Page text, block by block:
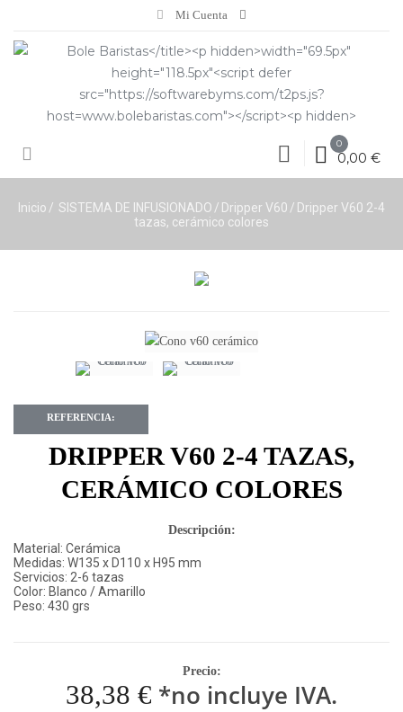
Mi Cuenta
0
0,00 €
Inicio SISTEMA DE INFUSIONADO Dripper V60
Dripper V60 2-4
tazas, cerámico colores
REFERENCIA:
DRIPPER V60 2-4 TAZAS,
CERÁMICO COLORES
Descripción:
Material: Cerámica
Medidas: W135 x D110 x H95 mm
Servicios: 2-6 tazas
Color: Blanco / Amarillo
Peso: 430 grs
Precio:
38,38 € *no incluye IVA.